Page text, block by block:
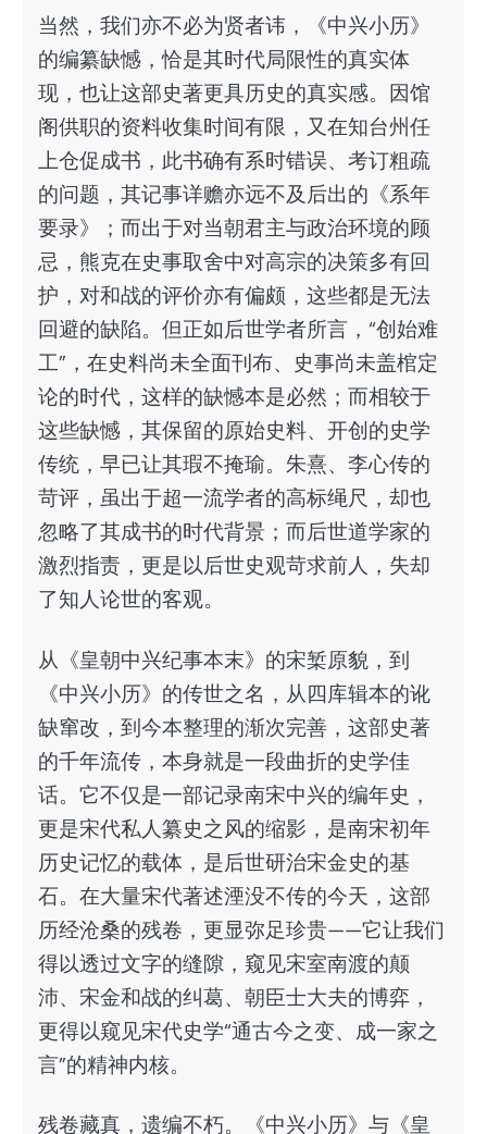
当然，我们亦不必为贤者讳，《中兴小历》
的编纂缺憾，恰是其时代局限性的真实体
现，也让这部史著更具历史的真实感。因馆
阁供职的资料收集时间有限，又在知台州任
上仓促成书，此书确有系时错误、考订粗疏
的问题，其记事详赡亦远不及后出的《系年
要录》；而出于对当朝君主与政治环境的顾
忌，熊克在史事取舍中对高宗的决策多有回
护，对和战的评价亦有偏颇，这些都是无法
回避的缺陷。但正如后世学者所言，“创始难
工”，在史料尚未全面刊布、史事尚未盖棺定
论的时代，这样的缺憾本是必然；而相较于
这些缺憾，其保留的原始史料、开创的史学
传统，早已让其瑕不掩瑜。朱熹、李心传的
苛评，虽出于超一流学者的高标绳尺，却也
忽略了其成书的时代背景；而后世道学家的
激烈指责，更是以后世史观苛求前人，失却
了知人论世的客观。
从《皇朝中兴纪事本末》的宋椠原貌，到
《中兴小历》的传世之名，从四库辑本的讹
缺窜改，到今本整理的渐次完善，这部史著
的千年流传，本身就是一段曲折的史学佳
话。它不仅是一部记录南宋中兴的编年史，
更是宋代私人纂史之风的缩影，是南宋初年
历史记忆的载体，是后世研治宋金史的基
石。在大量宋代著述湮没不传的今天，这部
历经沧桑的残卷，更显弥足珍贵——它让我们
得以透过文字的缝隙，窥见宋室南渡的颠
沛、宋金和战的纠葛、朝臣士大夫的博弈，
更得以窥见宋代史学“通古今之变、成一家之
言”的精神内核。
残卷藏真，遗编不朽。《中兴小历》与《皇